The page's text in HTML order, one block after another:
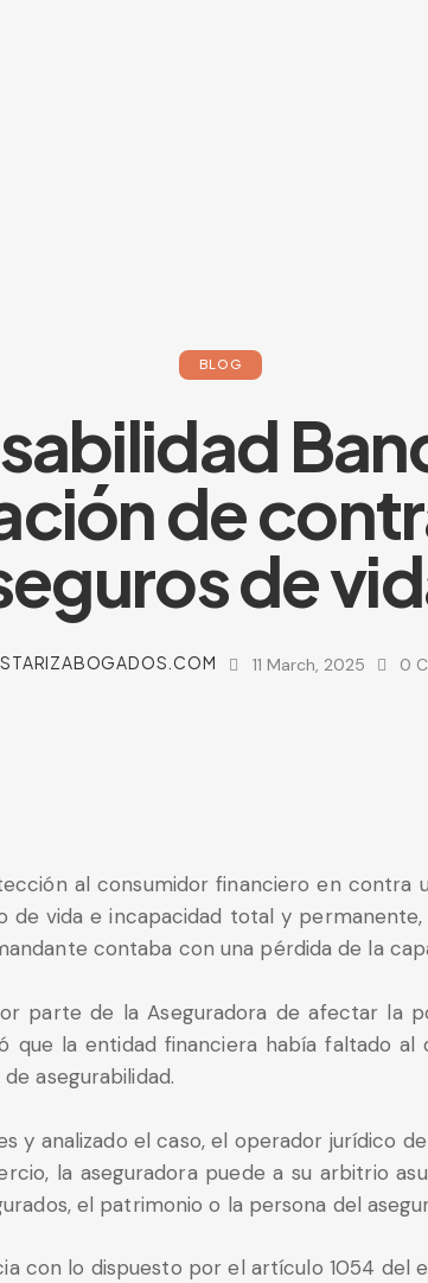
BLOG
de
de
11 March, 2025 0
al consumidor financiero en contra
de vida e incapacidad total y
contaba con una pérdida de la
parte de la Aseguradora de afectar la
que la entidad financiera había faltado
asegurabilidad.
y analizado el caso, el operador jurídico
la aseguradora puede a su arbitrio
el patrimonio o la persona del
con lo dispuesto por el artículo 1054 del